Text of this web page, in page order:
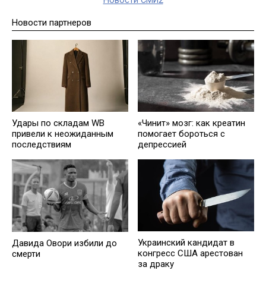
Новости партнеров
Удары по складам WB
привели к неожиданным
последствиям
«Чинит» мозг: как креатин
помогает бороться с
депрессией
Давида Овори избили до
смерти
Украинский кандидат в
конгресс США арестован
за драку